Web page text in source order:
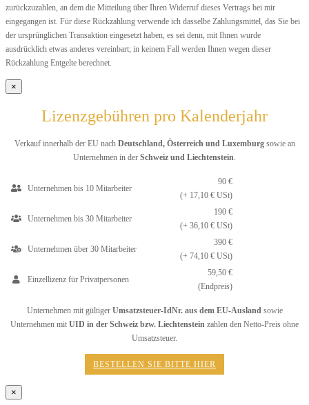
zurückzuzahlen, an dem die Mitteilung über Ihren Widerruf dieses Vertrags bei mir
eingegangen ist. Für diese Rückzahlung verwende ich dasselbe Zahlungsmittel, das Sie bei
der ursprünglichen Transaktion eingesetzt haben, es sei denn, mit Ihnen wurde
ausdrücklich etwas anderes vereinbart; in keinem Fall werden Ihnen wegen dieser
Rückzahlung Entgelte berechnet.
×
Lizenzgebühren pro Kalenderjahr
Verkauf innerhalb der EU nach Deutschland, Österreich und Luxemburgsowie an
Unternehmen in der Schweiz und Liechtenstein.
Unternehmen bis 10 Mitarbeiter
90 €
(+ 17,10 € USt)
Unternehmen bis 30 Mitarbeiter
190 €
(+ 36,10 € USt)
Unternehmen über 30 Mitarbeiter
390 €
(+ 74,10 € USt)
Einzellizenz für Privatpersonen
59,50 €
(Endpreis)
Unternehmen mit gültiger Umsatzsteuer-IdNr. aus dem EU-Auslandsowie
Unternehmen mit UID in der Schweiz bzw. Liechtenstein zahlen den Netto-Preis ohne
Umsatzsteuer.
BESTELLEN SIE BITTE HIER
×